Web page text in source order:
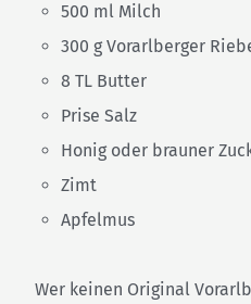
500 ml Milch
300 g Vorarlberger
8 TL Butter
Prise Salz
Honig oder brauner
Zimt
Apfelmus
Wer keinen Original